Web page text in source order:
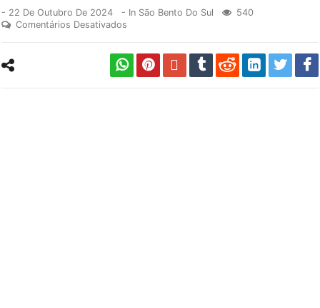
- 22 De Outubro De 2024 - In São Bento Do Sul
540
Comentários Desativados